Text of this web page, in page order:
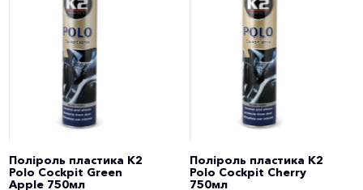
Поліроль пластика K2
Polo Cockpit Green
Apple 750мл
Поліроль пластика K2
Polo Cockpit Cherry
750мл